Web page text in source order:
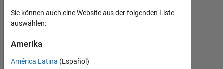
|
Aktiv
2022
Followers:
Sie können auch eine Website aus der folgenden Liste
auswählen:
Amerika
América Latina (Español)